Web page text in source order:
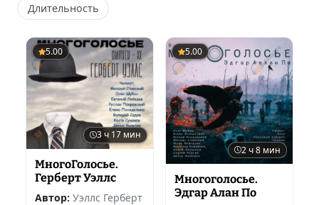
Длительность
5.00
3 ч 17 мин
МногоГолосье.
Герберт Уэллс
Автор: Уэллс Герберт
5.00
2 ч 8 мин
Многоголосье.
Эдгар Алан По